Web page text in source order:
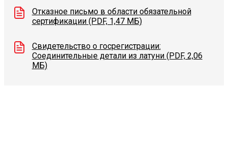
Отказное письмо в области обязательной
сертификации (PDF, 1,47 МБ)
Свидетельство о госрегистрации:
Соединительные детали из латуни (PDF, 2,06
МБ)